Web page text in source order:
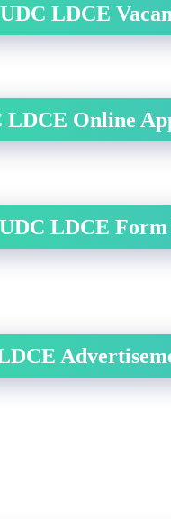
UDC LDCE
LDCE Online
LDCE Form